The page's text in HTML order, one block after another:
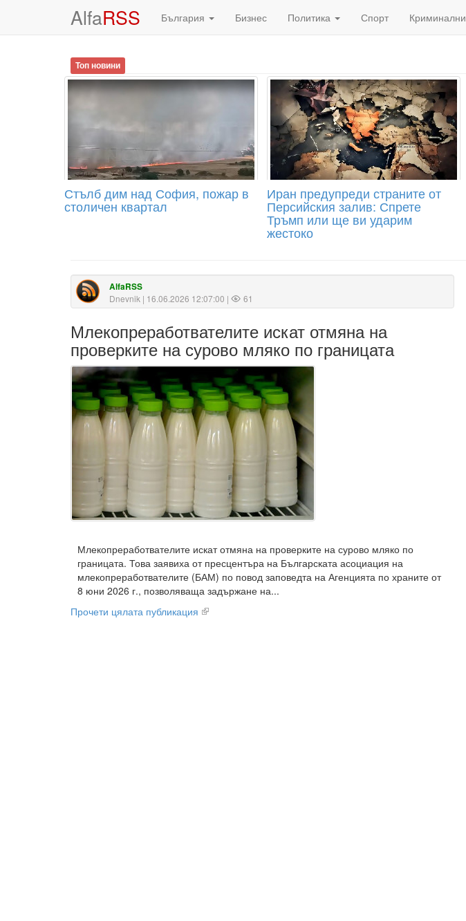
AlfaRSS България Бизнес Политика Спорт Криминални
Топ новини
Стълб дим над София, пожар в
столичен квартал
Иран предупреди страните от
Персийския залив: Спрете
Тръмп или ще ви ударим
жестоко
AlfaRSS
Dnevnik | 16.06.2026 12:07:00 | 61
Млекопреработвателите искат отмяна на
проверките на сурово мляко по границата
Млекопреработвателите искат отмяна на проверките на сурово мляко по
границата. Това заявиха от пресцентъра на Българската асоциация на
млекопреработвателите (БАМ) по повод заповедта на Агенцията по храните от
8 юни 2026 г., позволяваща задържане на...
Прочети цялата публикация